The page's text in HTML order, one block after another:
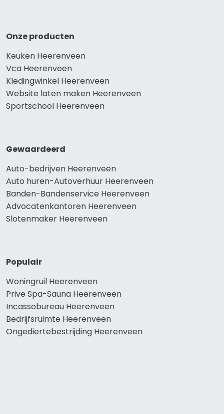
Onze producten
Keuken Heerenveen
Vca Heerenveen
Kledingwinkel Heerenveen
Website laten maken Heerenveen
Sportschool Heerenveen
Gewaardeerd
Auto-bedrijven Heerenveen
Auto huren-Autoverhuur Heerenveen
Banden-Bandenservice Heerenveen
Advocatenkantoren Heerenveen
Slotenmaker Heerenveen
Populair
Woningruil Heerenveen
Prive Spa-Sauna Heerenveen
Incassobureau Heerenveen
Bedrijfsruimte Heerenveen
Ongediertebestrijding Heerenveen